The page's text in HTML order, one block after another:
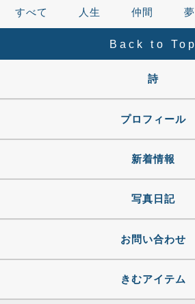
すべて 人生 仲間 夢
Back to Top
詩
プロフィール
新着情報
写真日記
お問い合わせ
きむアイテム